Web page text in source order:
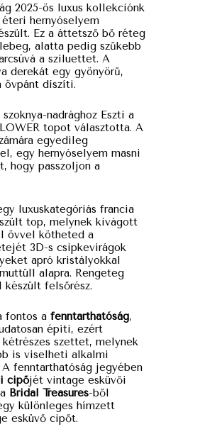
2025-ös luxus kollekciónk
éteri hernyóselyem
Ez a áttetsző bő réteg
alatta pedig szűkebb
a sziluettet. A
derekát egy gyönyörű,
övpánt díszíti.
nadrághoz Eszti a
topot választotta. A
egyedileg
egy hernyóselyem masni
hogy passzoljon a
luxuskategóriás francia
top, melynek kivágott
övvel kötheted a
3D-s csipkevirágok
apró kristályokkal
alapra. Rengeteg
készült felsőrész.
fontos a fenntarthatóság,
építi, ezért
szettet, melynek
is viselheti alkalmi
A fenntarthatóság jegyében
cipőjét vintage esküvői
Bridal Treasures-ből
különleges hímzett
esküvő cipőt.